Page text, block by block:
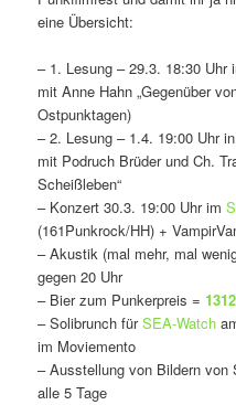
eine Übersicht:
– 1. Lesung – 29.3. 18:30 Uhr
mit Anne Hahn „Gegenüber
Ostpunktagen)
– 2. Lesung – 1.4. 19:00 Uhr
mit Podruch Brüder und Ch.
Scheißleben“
– Konzert 30.3. 19:00 Uhr im
(161Punkrock/HH) +
– Akustik (mal mehr, mal
gegen 20 Uhr
– Bier zum Punkerpreis =
– Solibrunch fürSEA-Watch
im Moviemento
– Ausstellung von Bildern von
alle 5 Tage